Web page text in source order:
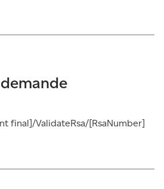
final]/ValidateRsa/[RsaNumber]